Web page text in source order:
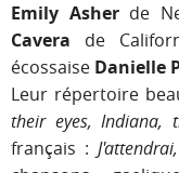
Emily Asherde
Cavera de
écossaise Danielle
Leur répertoire
their eyes, Indiana,
français : J'attendrai,